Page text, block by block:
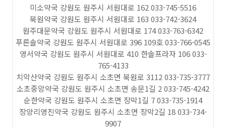
미소약국 강원도 원주시 서원대로 162 033-745-5516
북원약국 강원도 원주시 서원대로 163 033-742-3624
원주대문약국 강원도 원주시 서원대로 174 033-763-6342
푸른솔약국 강원도 원주시 서원대로 396 109호 033-766-0545
영서약국 강원도 원주시 서원대로 410 한솔프라자 106 033-
765-4133
치악산약국 강원도 원주시 소초면 북원로 3112 033-735-3777
소초중앙약국 강원도 원주시 소초면 송문1길 2 033-745-4242
순한약국 강원도 원주시 소초면 장막1길 7 033-735-1914
장양리영진약국 강원도 원주시 소초면 장막2길 18 033-734-
9907